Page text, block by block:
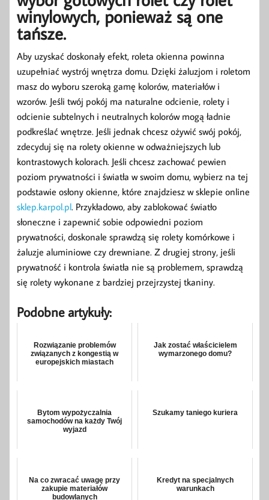
winylowych, ponieważ są one
tańsze.
Aby uzyskać doskonały efekt, roleta okienna powinna
uzupełniać wystrój wnętrza domu. Dzięki żaluzjom i roletom
masz do wyboru szeroką gamę kolorów, materiałów i
wzorów. Jeśli twój pokój ma naturalne odcienie, rolety i
odcienie subtelnych i neutralnych kolorów mogą ładnie
podkreślać wnętrze. Jeśli jednak chcesz ożywić swój pokój,
zdecyduj się na rolety okienne w odważniejszych lub
kontrastowych kolorach. Jeśli chcesz zachować pewien
poziom prywatności i światła w swoim domu, wybierz na tej
podstawie osłony okienne, które znajdziesz w sklepie online
sklep.karpol.pl. Przykładowo, aby zablokować światło
słoneczne i zapewnić sobie odpowiedni poziom
prywatności, doskonale sprawdzą się rolety komórkowe i
żaluzje aluminiowe czy drewniane. Z drugiej strony, jeśli
prywatność i kontrola światła nie są problemem, sprawdzą
się rolety wykonane z bardziej przejrzystej tkaniny.
Podobne artykuły:
Rozwiązanie problemów
związanych z kongestią w
europejskich miastach
Jak zostać właścicielem
wymarzonego domu?
Bytom wypożyczalnia
samochodów na każdy Twój
wyjazd
Szukamy taniego kuriera
Na co zwracać uwagę przy
zakupie materiałów
budowlanych
Kredyt na specjalnych
warunkach